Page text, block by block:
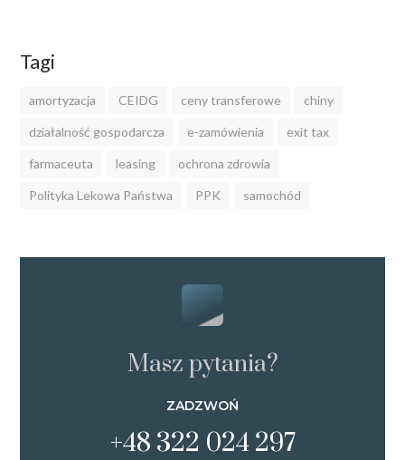
Tagi
amortyzacja CEIDG ceny transferowe chiny
działalność gospodarcza e-zamówienia exit tax
farmaceuta leasing ochrona zdrowia
Polityka Lekowa Państwa PPK samochód
Masz pytania?
ZADZWOŃ
+48 322 024 297